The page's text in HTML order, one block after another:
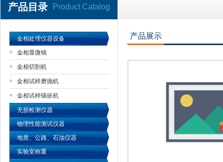
公司名称
产品目录 Product Catalog
金相处理仪器设备
金相显微镜
金相切割机
金相试样磨抛机
金相试样镶嵌机
无损检测仪器
物理性能测试仪器
地质、公路、石油仪器
实验室称重
产品展示